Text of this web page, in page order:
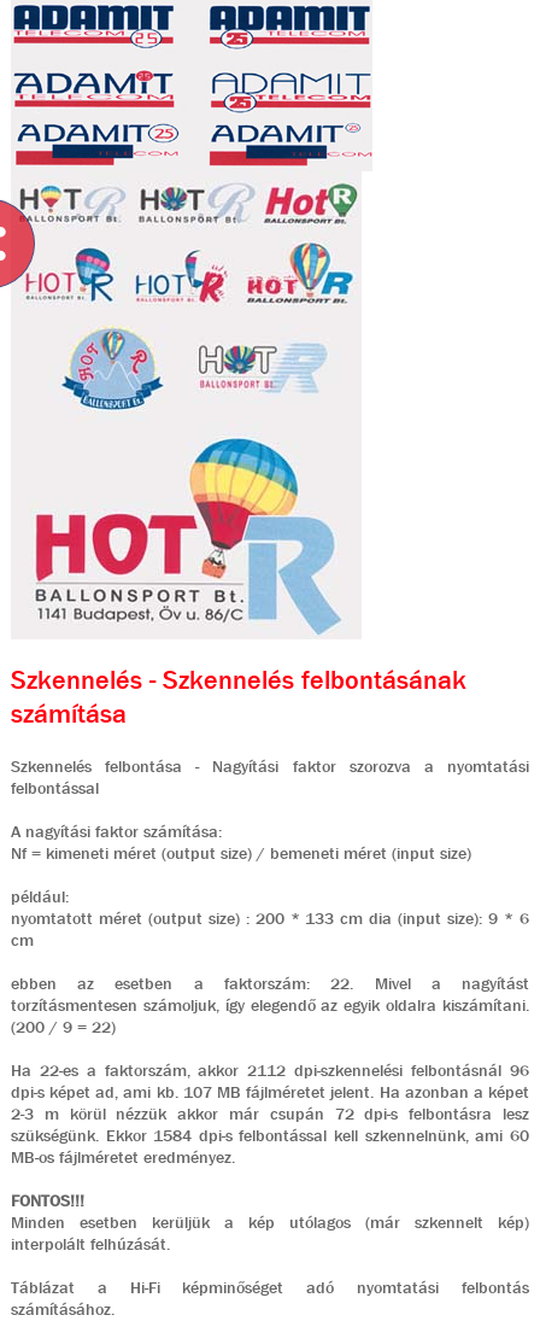
Szkennelés - Szkennelés felbontásának
számítása
Szkennelés felbontása - Nagyítási faktor szorozva a nyomtatási
felbontással
A nagyítási faktor számítása:
Nf = kimeneti méret (output size) / bemeneti méret (input size)
például:
nyomtatott méret (output size) : 200 * 133 cm dia (input size): 9 * 6
cm
ebben az esetben a faktorszám: 22. Mivel a nagyítást
torzításmentesen számoljuk, így elegendő az egyik oldalra kiszámítani.
(200 / 9 = 22)
Ha 22-es a faktorszám, akkor 2112 dpi-szkennelési felbontásnál 96
dpi-s képet ad, ami kb. 107 MB fájlméretet jelent. Ha azonban a képet
2-3 m körül nézzük akkor már csupán 72 dpi-s felbontásra lesz
szükségünk. Ekkor 1584 dpi-s felbontással kell szkennelnünk, ami 60
MB-os fájlméretet eredményez.
FONTOS!!!
Minden esetben kerüljük a kép utólagos (már szkennelt kép)
interpolált felhúzását.
Táblázat a Hi-Fi képminőséget adó nyomtatási felbontás
számításához.